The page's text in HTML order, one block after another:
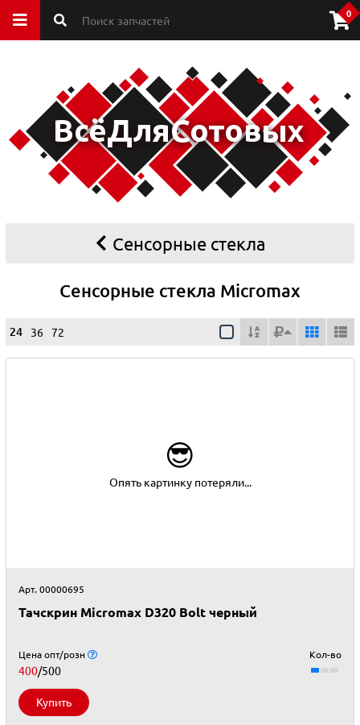
0
Сенсорные стекла
Сенсорные стекла Micromax
24 36 72
😎
Опять картинку потеряли...
Арт. 00000695
Тачскрин Micromax D320 Bolt черный
Цена опт/розн
400/500
Кол-во
Купить